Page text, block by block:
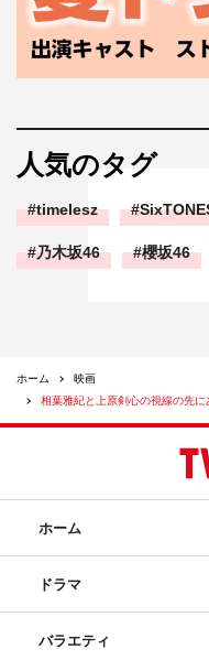
人気のタグ
timelesz
乃木坂46 櫻坂46
ホーム
映画
相葉雅紀と上原剣心の視線の先
ホーム
ドラマ
バラエティ